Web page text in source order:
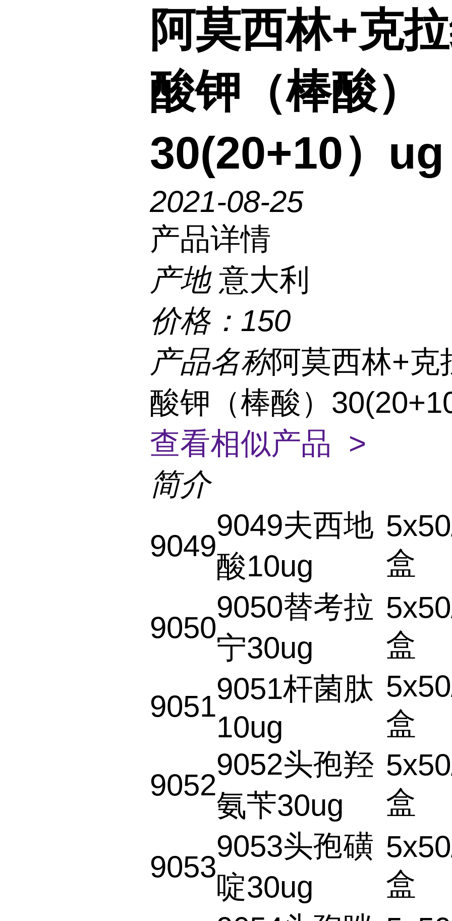
阿莫西林+克
酸钾（棒酸）
30(20+10）ug
2021-08-25
产品详情
产地 意大利
价格： 150
产品名称阿莫西林+克
酸钾（棒酸）
查看相似产品 >
简介
9049
9049夫西地
酸10ug
盒
9050
9050替考拉
宁30ug
盒
9051
9051杆菌肽
10ug
盒
9052
9052头孢羟
氨苄30ug
盒
9053
9053头孢磺
啶30ug
盒